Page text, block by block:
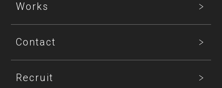
Works
Contact
Recruit